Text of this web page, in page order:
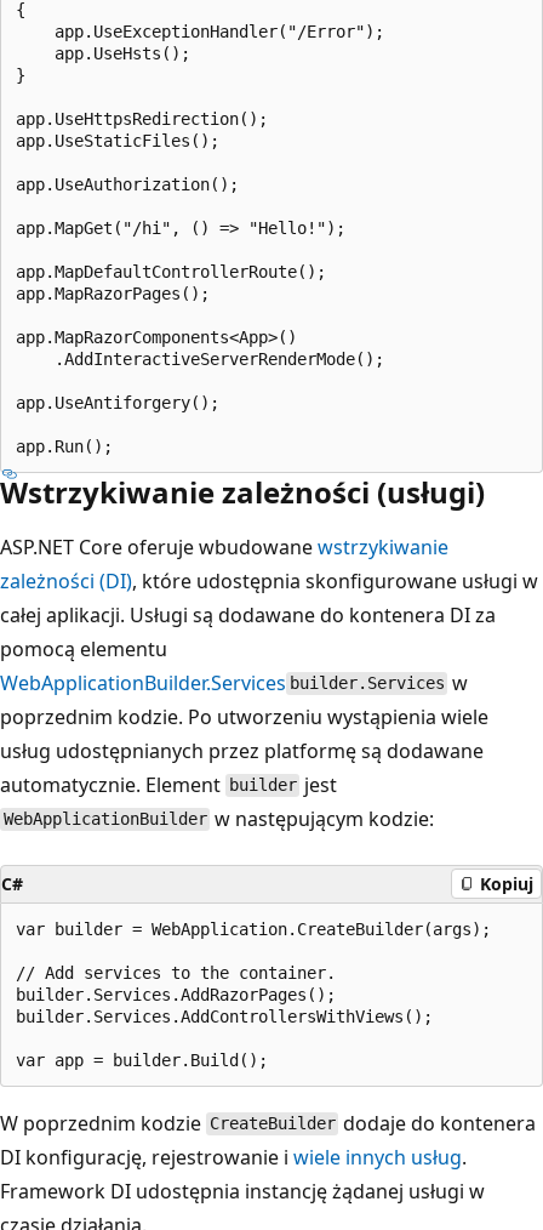
{
    app.UseExceptionHandler("/Error");
    app.UseHsts();
}
app.UseHttpsRedirection();
app.UseStaticFiles();
app.UseAuthorization();
app.MapGet("/hi", () => "Hello!");
app.MapDefaultControllerRoute();
app.MapRazorPages();
app.MapRazorComponents<App>()
    .AddInteractiveServerRenderMode();
app.UseAntiforgery();
Wstrzykiwanie zależności (usługi)
ASP.NET Core oferuje wbudowanewstrzykiwanie
zależności (DI), które udostępnia skonfigurowane usługi w
całej aplikacji. Usługi są dodawane do kontenera DI za
pomocą elementu
WebApplicationBuilder.Services builder.Services w
poprzednim kodzie. Po utworzeniu wystąpienia wiele
usług udostępnianych przez platformęsą dodawane
automatycznie. Element builder jest
WebApplicationBuilder w następującym kodzie:
C# Kopiuj
var builder = WebApplication.CreateBuilder(args);
// Add services to the container.
builder.Services.AddRazorPages();
builder.Services.AddControllersWithViews();
W poprzednim kodzie CreateBuilder dodaje do kontenera
DI konfigurację, rejestrowanie i wiele innych usług.
Framework DI udostępnia instancję żądanej usługi w
czasie działania.